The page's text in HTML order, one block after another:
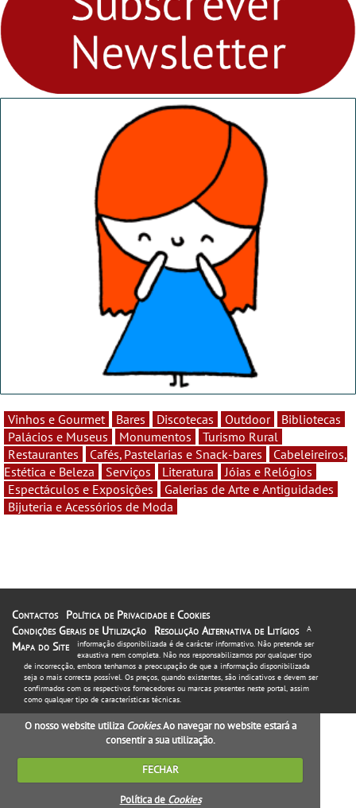
“Dominguinhos” de 23 de
Vinhos e Gourmet Bares Discotecas Outdoor
Bibliotecas
Palácios e Museus
Monumentos
Turismo Rural
Restaurantes
Cafés, Pastelarias e Snack-bares
Cabeleireiros,
Estética e Beleza
Serviços Literatura
Jóias e Relógios
Espectáculos e Exposições
Galerias de Arte e Antiguidades
Bijuteria e Acessórios de Moda
Contactos
Política de Privacidade e Cookies
Condições Gerais de Utilização
Resolução Alternativa de Litígios
Mapa do Site
A
informação disponibilizada é de carácter informativo. Não pretende ser
exaustiva nem completa. Não nos responsabilizamos por qualquer tipo
de incorrecção, embora tenhamos a preocupação de que a informação disponibilizada
seja o mais correcta possível. Os preços, quando existentes, são indicativos e devem ser
confirmados com os respectivos fornecedores ou marcas presentes neste portal, assim
como qualquer tipo de características técnicas.
O nosso website utiliza Cookies. Ao navegar no website estará a
consentir a sua utilização.
FECHAR
Política de Cookies